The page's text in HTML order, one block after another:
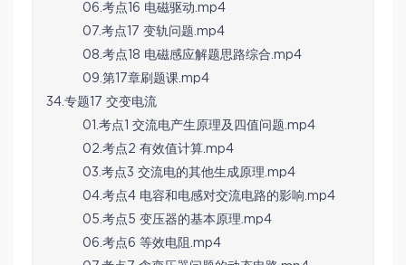
06.考点16 电磁驱动.mp4
07.考点17 变轨问题.mp4
08.考点18 电磁感应解题思路综合.mp4
09.第17章刷题课.mp4
34.专题17 交变电流
01.考点1 交流电产生原理及四值问题.mp4
02.考点2 有效值计算.mp4
03.考点3 交流电的其他生成原理.mp4
04.考点4 电容和电感对交流电路的影响.mp4
05.考点5 变压器的基本原理.mp4
06.考点6 等效电阻.mp4